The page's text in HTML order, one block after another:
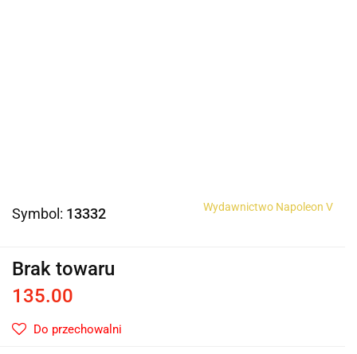
Symbol: 13332 Wydawnictwo Napoleon V
Brak towaru
135.00
Do przechowalni